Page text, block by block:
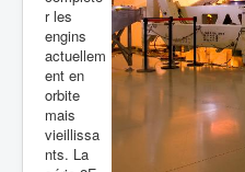
r les
engins
actuellem
ent en
orbite
mais
vieillissa
nts. La